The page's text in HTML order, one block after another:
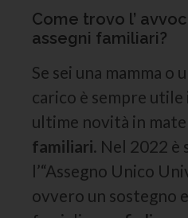
Come trovo l’
assegni familiari?
Se sei una mamma o
carico è sempre
ultime novità in
familiari. Nel 2022
l’“Assegno Unico
ovvero un sostegno